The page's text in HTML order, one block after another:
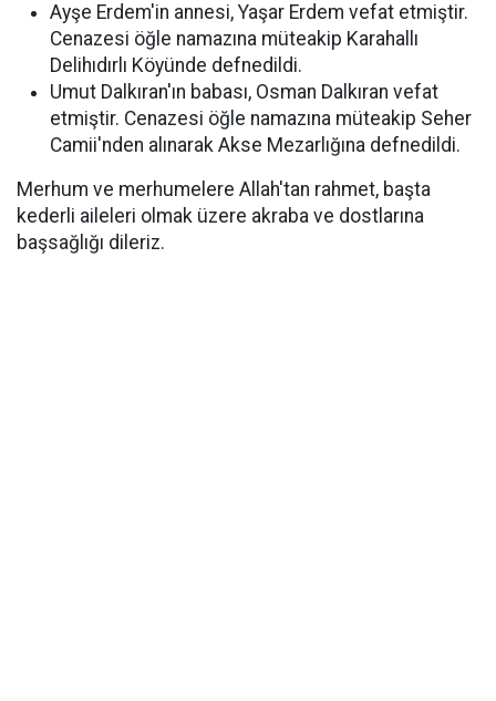
Ayşe Erdem'in annesi, Yaşar Erdem vefat etmiştir.
Cenazesi öğle namazına müteakip Karahallı
Delihıdırlı Köyünde defnedildi.
Umut Dalkıran'ın babası, Osman Dalkıran vefat
etmiştir. Cenazesi öğle namazına müteakip Seher
Camii'nden alınarak Akse Mezarlığına defnedildi.
Merhum ve merhumelere Allah'tan rahmet, başta
kederli aileleri olmak üzere akraba ve dostlarına
başsağlığı dileriz.